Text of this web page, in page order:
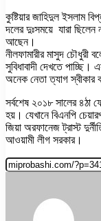
কুষ্টিয়ার জাহিদুল ইসলাম
দলের দুঃসময়ে যারা ছিলেন
আছেন।
নীলফামারীর মাসুদ চৌধুরী
সুবিধাবাদী দেখতে পাচ্ছি।
অনেক নেতা ত্যাগ স্বীকার
সর্বশেষ ২০১৮ সালের ৪ঠা
হয়। যেখানে বিএনপি
জিয়া অরফানেজ ট্রাস্ট
আওয়ামী লীগ সরকার।